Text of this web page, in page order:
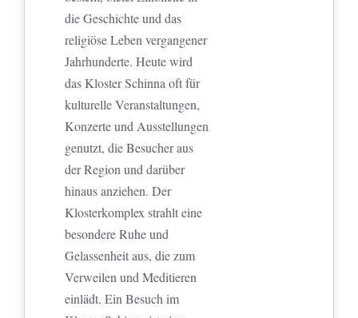
die Geschichte und das
religiöse Leben vergangener
Jahrhunderte. Heute wird
das Kloster Schinna oft für
kulturelle Veranstaltungen,
Konzerte und Ausstellungen
genutzt, die Besucher aus
der Region und darüber
hinaus anziehen. Der
Klosterkomplex strahlt eine
besondere Ruhe und
Gelassenheit aus, die zum
Verweilen und Meditieren
einlädt. Ein Besuch im